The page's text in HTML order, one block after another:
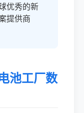
优秀的新
提供商
池工厂数